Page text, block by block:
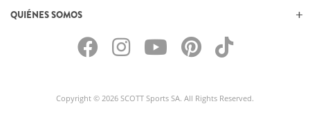
QUIÉNES SOMOS
Copyright © 2026 SCOTT Sports SA. All Rights Reserved.